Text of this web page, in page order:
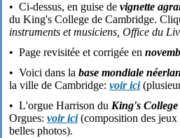
• Ci-dessus, en guise de vignette
du King's College de Cambridge.
instruments et musiciens, Office du
• Page revisitée et corrigée en
• Voici dans la base mondiale
la ville de Cambridge: voir ici
• L'orgue Harrison du King's College
Orgues: voir ici(composition des jeux
belles photos).